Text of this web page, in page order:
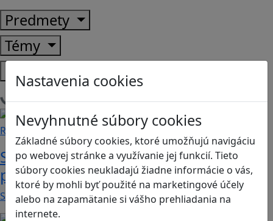
Nastavenia cookies
Nevyhnutné súbory cookies
Základné súbory cookies, ktoré umožňujú navigáciu
po webovej stránke a využívanie jej funkcií. Tieto
súbory cookies neukladajú žiadne informácie o vás,
ktoré by mohli byť použité na marketingové účely
alebo na zapamätanie si vášho prehliadania na
internete.
Predmety
Témy
Platformy
Načítam blogy
Recenzie
Supermarket Together: vyskúšajte si
prácu v obchode
Supermarket Together je simulačná hra, v ktorej…